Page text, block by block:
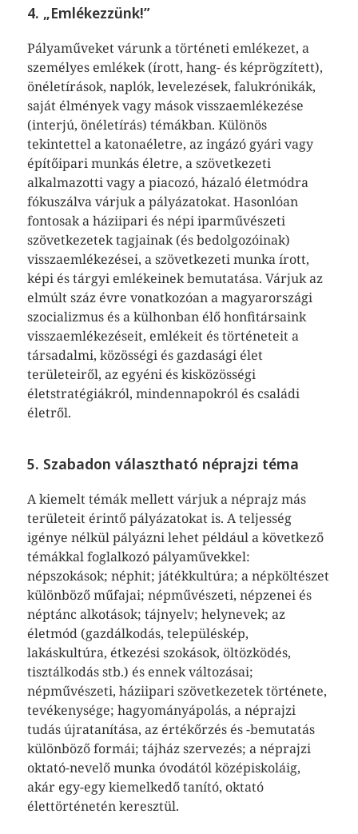
4. „Emlékezzünk!”
Pályaműveket várunk a történeti emlékezet, a
személyes emlékek (írott, hang- és képrögzített),
önéletírások, naplók, levelezések, falukrónikák,
saját élmények vagy mások visszaemlékezése
(interjú, önéletírás) témákban. Különös
tekintettel a katonaéletre, az ingázó gyári vagy
építőipari munkás életre, a szövetkezeti
alkalmazotti vagy a piacozó, házaló életmódra
fókuszálva várjuk a pályázatokat. Hasonlóan
fontosak a háziipari és népi iparművészeti
szövetkezetek tagjainak (és bedolgozóinak)
visszaemlékezései, a szövetkezeti munka írott,
képi és tárgyi emlékeinek bemutatása. Várjuk az
elmúlt száz évre vonatkozóan a magyarországi
szocializmus és a külhonban élő honfitársaink
visszaemlékezéseit, emlékeit és történeteit a
társadalmi, közösségi és gazdasági élet
területeiről, az egyéni és kisközösségi
életstratégiákról, mindennapokról és családi
életről.
5. Szabadon választható néprajzi téma
A kiemelt témák mellett várjuk a néprajz más
területeit érintő pályázatokat is. A teljesség
igénye nélkül pályázni lehet például a következő
témákkal foglalkozó pályaművekkel:
népszokások; néphit; játékkultúra; a népköltészet
különböző műfajai; népművészeti, népzenei és
néptánc alkotások; tájnyelv; helynevek; az
életmód (gazdálkodás, településkép,
lakáskultúra, étkezési szokások, öltözködés,
tisztálkodás stb.) és ennek változásai;
népművészeti, háziipari szövetkezetek története,
tevékenysége; hagyományápolás, a néprajzi
tudás újratanítása, az értékőrzés és -bemutatás
különböző formái; tájház szervezés; a néprajzi
oktató-nevelő munka óvodától középiskoláig,
akár egy-egy kiemelkedő tanító, oktató
élettörténetén keresztül.